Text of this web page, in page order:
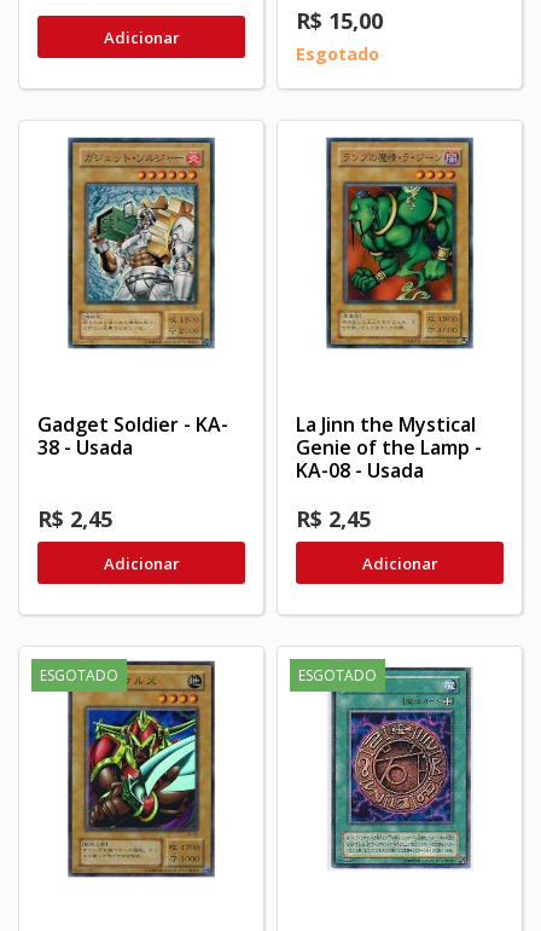
Adicionar
R$ 15,00
Esgotado
Gadget Soldier - KA-
38 - Usada
R$ 2,45
Adicionar
La Jinn the Mystical
Genie of the Lamp -
KA-08 - Usada
R$ 2,45
Adicionar
ESGOTADO ESGOTADO